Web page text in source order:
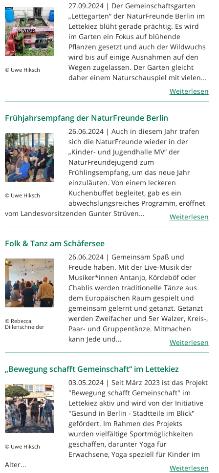
© Uwe Hiksch
27.09.2024 | Der Gemeinschaftsgarten
„Lettegarten“ der NaturFreunde Berlin im
Lettekiez blüht gerade prächtig. Es wird
im Garten ein Fokus auf blühende
Pflanzen gesetzt und auch der Wildwuchs
wird bis auf einige Ausnahmen auf den
Wegen zugelassen. Der Garten gleicht
daher einem Naturschauspiel mit vielen...
Weiterlesen
Frühjahrsempfang der NaturFreunde Berlin
© Uwe Hiksch
26.06.2024 | Auch in diesem Jahr trafen
sich die NaturFreunde wieder in der
„Kinder- und Jugendhalle MV“ der
NaturFreundejugend zum
Frühlingsempfang, um das neue Jahr
einzuläuten. Von einem leckeren
Kuchenbuffet begleitet, gab es ein
abwechslungsreiches Programm, eröffnet
vom Landesvorsitzenden Gunter Strüven...
Weiterlesen
Folk & Tanz am Schäfersee
© Rebecca
Dillenschneider
26.06.2024 | Gemeinsam Spaß und
Freude haben. Mit der Live-Musik der
Musiker*innen Antanjo, Kördeböf oder
Chablis werden traditionelle Tänze aus
dem Europäischen Raum gespielt und
gemeinsam gelernt und getanzt. Getanzt
werden Zweifacher und 5er Walzer, Kreis-,
Paar- und Gruppentänze. Mitmachen
kann Jede und...
Weiterlesen
„Bewegung schafft Gemeinschaft“ im Lettekiez
© Uwe Hiksch
03.05.2024 | Seit März 2023 ist das Projekt
"Bewegung schafft Gemeinschaft" im
Lettekiez aktiv und wird von der Initiative
"Gesund in Berlin - Stadtteile im Blick"
gefördert. Im Rahmen des Projekts
wurden vielfältige Sportmöglichkeiten
geschaffen, darunter Yoga für
Erwachsene, Yoga speziell für Kinder im
Alter...
Weiterlesen